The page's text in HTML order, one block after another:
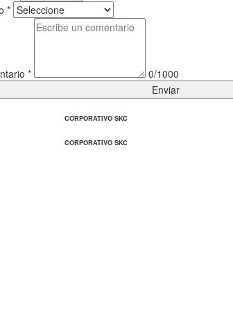
*
*
0/1000
Enviar
CORPORATIVO SKC
CORPORATIVO SKC